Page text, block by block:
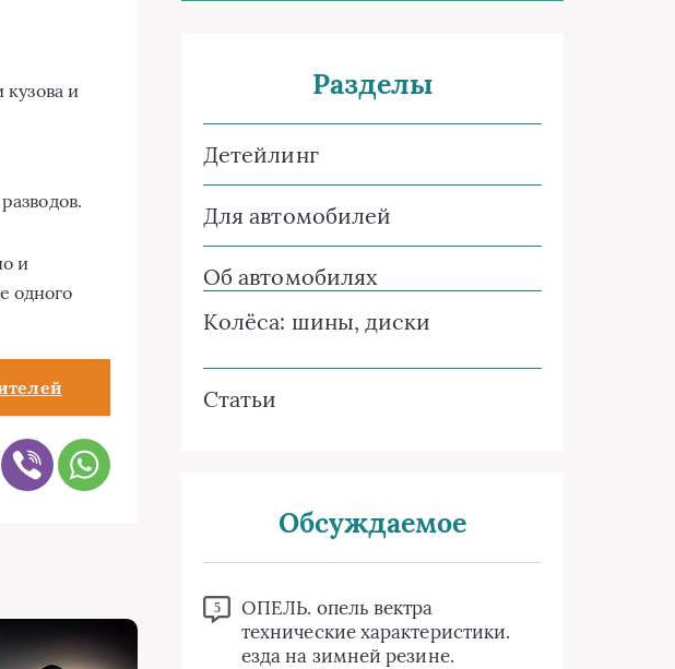
и
и
одного
Разделы
Детейлинг
Для автомобилей
Об автомобилях
Колёса: шины, диски
Статьи
Обсуждаемое
5
ОПЕЛЬ. опель вектра
технические характеристики.
езда на зимней резине.